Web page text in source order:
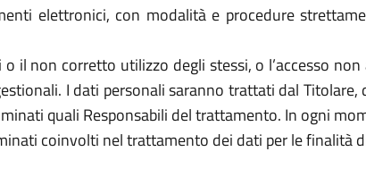
elettronici, con modalità e procedure
il non corretto utilizzo degli stessi, o l’accesso
I dati personali saranno trattati dal
quali Responsabili del trattamento. In ogni
coinvolti nel trattamento dei dati per le finalità